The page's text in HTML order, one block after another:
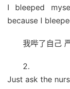
I bleeped
because I
我哔了自己
2.
Just ask the